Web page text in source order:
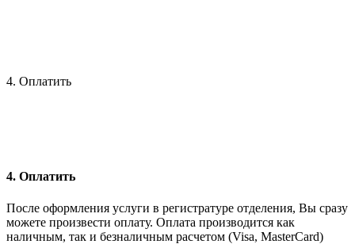
4. Оплатить
4. Оплатить
После оформления услуги в регистратуре отделения, Вы сразу
можете произвести оплату. Оплата производится как
наличным, так и безналичным расчетом (Visa, MasterCard)